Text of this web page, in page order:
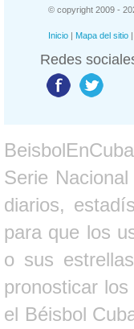
© copyright 2009 -
Inicio | Mapa del sitio |
Redes
Serie
diarios,
para que los
o sus
pronosticar
el Béisbol